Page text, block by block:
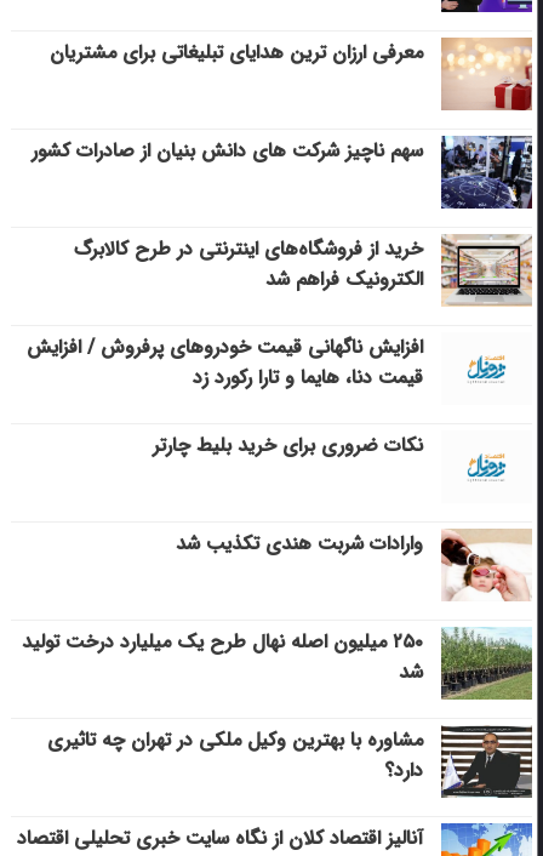
معرفی ارزان ترین هدایای تبلیغاتی برای مشتریان
سهم ناچیز شرکت های دانش بنیان از صادرات کشور
خرید از فروشگاه‌های اینترنتی در طرح کالابرگ
الکترونیک فراهم شد
افزایش ناگهانی قیمت خودروهای پرفروش / افزایش
قیمت دنا، هایما و تارا رکورد زد
نکات ضروری برای خرید بلیط چارتر
وارادات شربت هندی تکذیب شد
۲۵۰ میلیون اصله نهال طرح یک میلیارد درخت تولید
شد
مشاوره با بهترین وکیل ملکی در تهران چه تاثیری
دارد؟
آنالیز اقتصاد کلان از نگاه سایت خبری تحلیلی اقتصاد